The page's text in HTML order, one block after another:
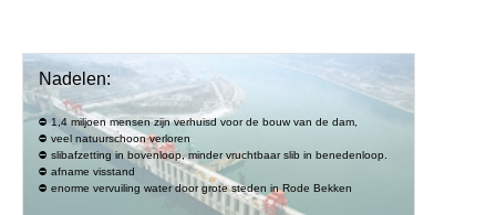
Nadelen:
⛔️ 1,4 miljoen mensen zijn verhuisd voor de bouw van de dam,
⛔️ veel natuurschoon verloren
⛔️ slibafzetting in bovenloop, minder vruchtbaar slib in benedenloop.
⛔️ afname visstand
⛔️ enorme vervuiling water door grote steden in Rode Bekken